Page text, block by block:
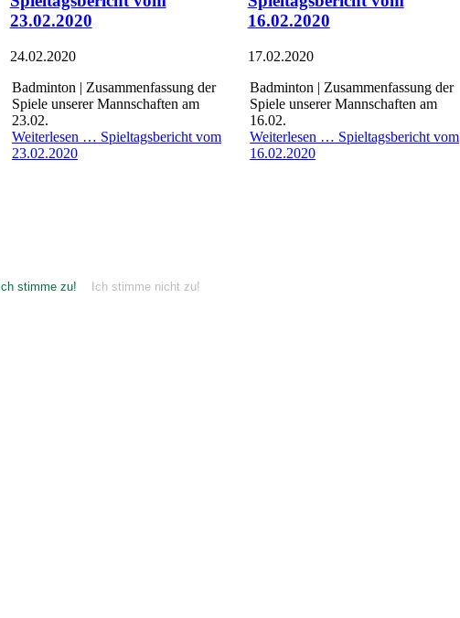
23.02.2020
24.02.2020
Badminton | Zusammenfassung der
Spiele unserer Mannschaften am
23.02.
Weiterlesen … Spieltagsbericht vom
23.02.2020
16.02.2020
17.02.2020
Badminton | Zusammenfassung der
Spiele unserer Mannschaften am
16.02.
Weiterlesen … Spieltagsbericht vom
16.02.2020
Ich stimme zu! Ich stimme nicht zu!